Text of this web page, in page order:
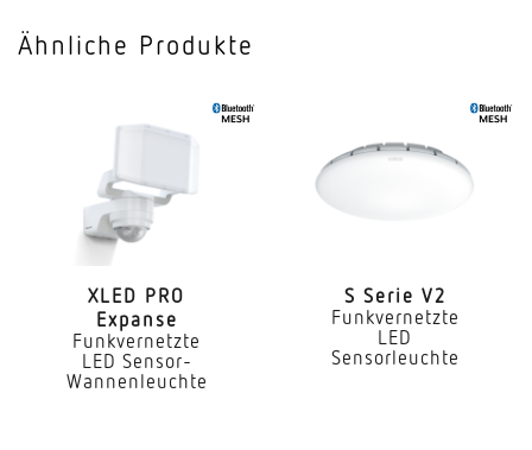
Master/Master
Vernetzung via
Bluetooth Mesh
Slavebetrieb einstellbar
Ähnliche Produkte
XLED PRO
Expanse
Funkvernetzte
LED Sensor-
Wannenleuchte
S Serie V2
Funkvernetzte
LED
Sensorleuchte